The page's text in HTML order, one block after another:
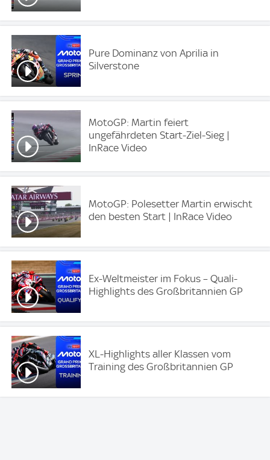
Pure Dominanz von Aprilia in
Silverstone
MotoGP: Martin feiert
ungefährdeten Start-Ziel-Sieg |
InRace Video
MotoGP: Polesetter Martin erwischt
den besten Start | InRace Video
Ex-Weltmeister im Fokus – Quali-
Highlights des Großbritannien GP
XL-Highlights aller Klassen vom
Training des Großbritannien GP